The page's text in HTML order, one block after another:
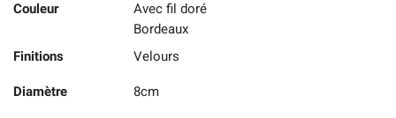
Couleur
Avec fil doré
Bordeaux
Finitions
Velours
Diamètre 8cm